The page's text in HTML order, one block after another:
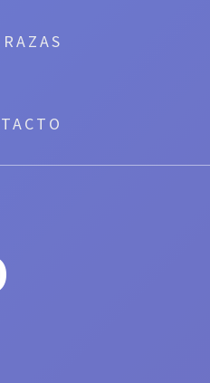
RAZAS